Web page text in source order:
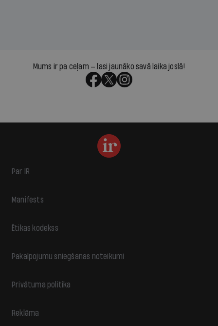
Mums ir pa ceļam — lasi jaunāko savā laika joslā!
Par IR
Manifests
Ētikas kodekss
Pakalpojumu sniegšanas noteikumi
Privātuma politika
Reklāma